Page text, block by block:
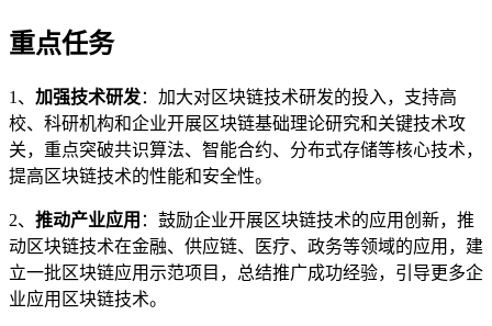
重点任务
1、 加强技术研发：加大对区块链技术研发的投入，支持高
校、科研机构和企业开展区块链基础理论研究和关键技术攻
关，重点突破共识算法、智能合约、分布式存储等核心技术，
提高区块链技术的性能和安全性。
2、 推动产业应用 ：鼓励企业开展区块链技术的应用创新，推
动区块链技术在金融、供应链、医疗、政务等领域的应用，建
立一批区块链应用示范项目，总结推广成功经验，引导更多企
业应用区块链技术。